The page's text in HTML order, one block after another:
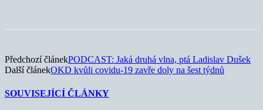
Předchozí článekPODCAST: Jaká druhá vlna, ptá Ladislav Dušek
Další článekOKD kvůli covidu-19 zavře doly na šest týdnů
SOUVISEJÍCÍ ČLÁNKY